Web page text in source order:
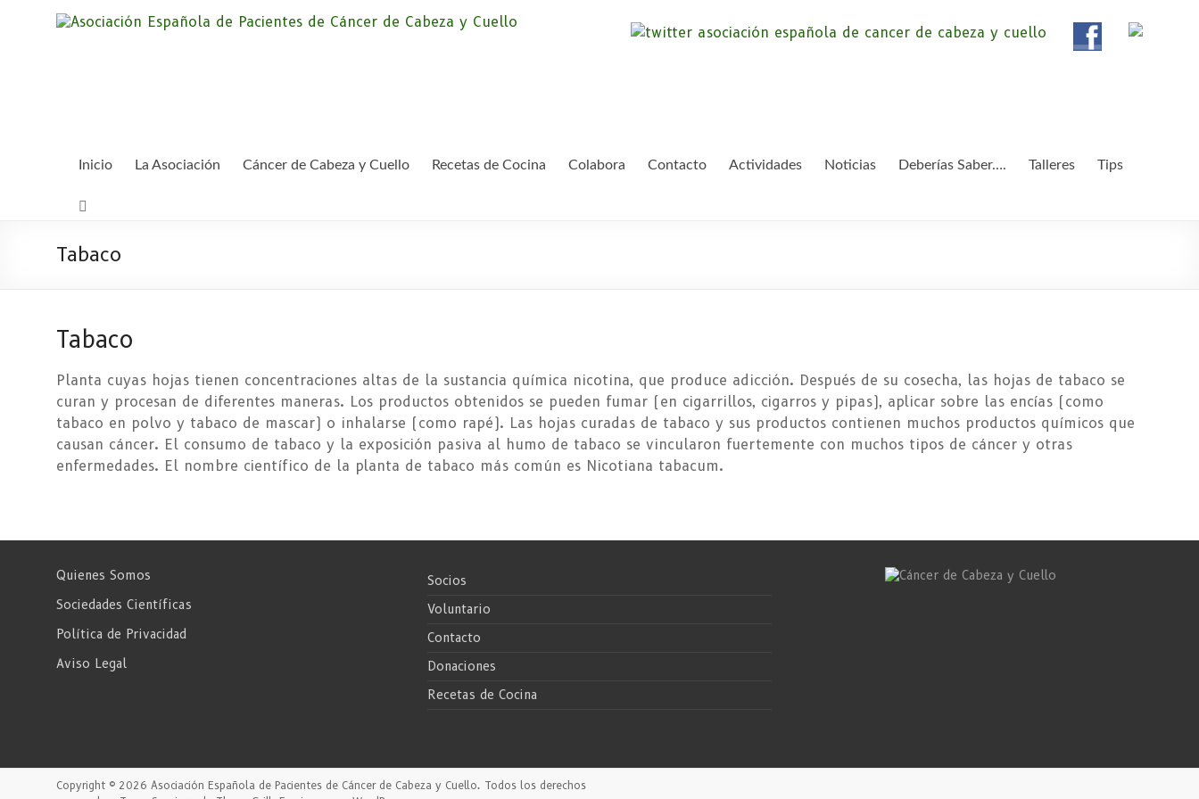
Asociación Española de Pacientes de
Somos la Asociación Española de Pacientes de Cáncer de Cabeza y cuello «APC», una
asociación sin animo de lucro que pretendemos apoyar a pacientes y familiares.
Inicio La Asociación Cáncer de Cabeza y Cuello Recetas de Cocina Colabora Contacto Actividades Noticias Deberías Saber…. Talleres Tips
Tabaco
Tabaco
Planta cuyas hojas tienen concentraciones altas de la sustancia química nicotina, que produce adicción. Después de su cosecha, las hojas de tabaco se
curan y procesan de diferentes maneras. Los productos obtenidos se pueden fumar (en cigarrillos, cigarros y pipas), aplicar sobre las encías (como
tabaco en polvo y tabaco de mascar) o inhalarse (como rapé). Las hojas curadas de tabaco y sus productos contienen muchos productos químicos que
causan cáncer. El consumo de tabaco y la exposición pasiva al humo de tabaco se vincularon fuertemente con muchos tipos de cáncer y otras
enfermedades. El nombre científico de la planta de tabaco más común es Nicotiana tabacum.
Quienes Somos
Sociedades Científicas
Política de Privacidad
Aviso Legal
Socios
Voluntario
Contacto
Donaciones
Recetas de Cocina
Copyright © 2026 Asociación Española de Pacientes de Cáncer de Cabeza y Cuello. Todos los derechos